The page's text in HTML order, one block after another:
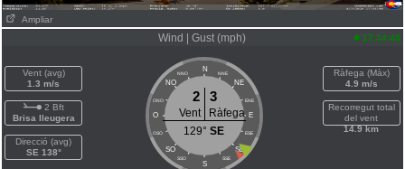
Ampliar
Wind | Gust (mph) 17:34:48
Vent (avg)
1.3 m/s
2 Bft
Brisa lleugera
Direcció (avg)
SE 138°
N
NNO NNE
NO NE
ONO ENE
O E
OSO ESE
SO SE
SSO SSE
S
2 3
Vent
Ràfega
129°SE
Ràfega (Màx)
4.9 m/s
Recorregut total
del vent
14.9 km